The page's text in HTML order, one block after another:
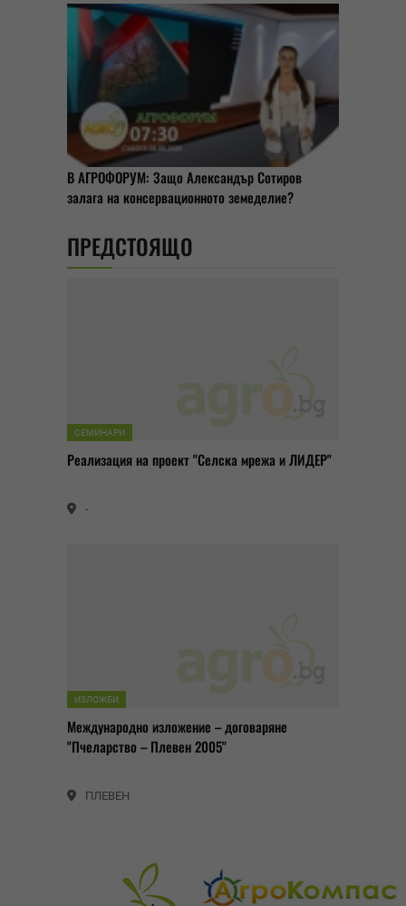
В АГРОФОРУМ: Защо Александър Сотиров
залага на консервационното земеделие?
ПРЕДСТОЯЩО
СЕМИНАРИ
Реализация на проект "Селска мрежа и ЛИДЕР"
-
ИЗЛОЖБИ
Международно изложение – договаряне
"Пчеларство – Плевен 2005"
ПЛЕВЕН